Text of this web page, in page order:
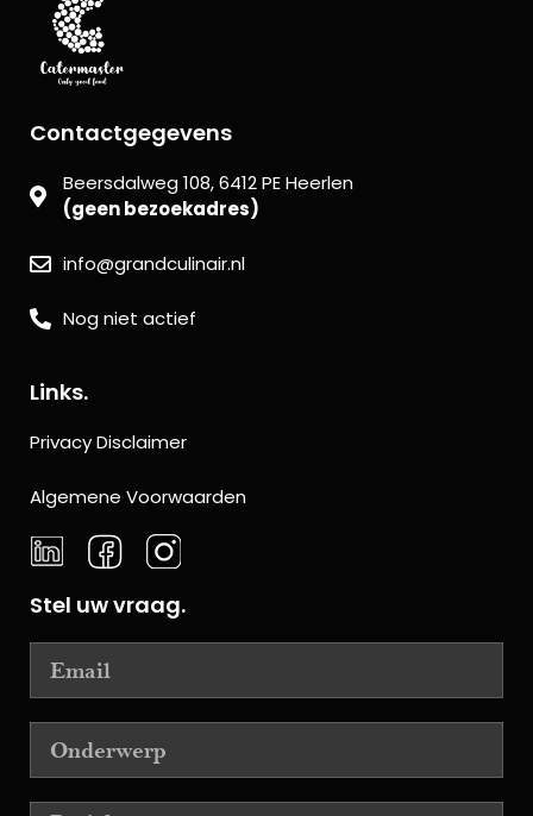
Contactgegevens
Beersdalweg 108, 6412 PE Heerlen
(geen bezoekadres)
info@grandculinair.nl
Nog niet actief
Links.
Privacy Disclaimer
Algemene Voorwaarden
Stel uw vraag.